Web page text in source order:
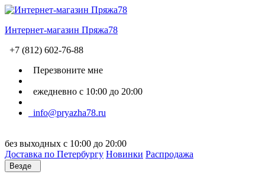
Интернет-магазин Пряжа78
+7 (812) 602-76-88
Перезвоните мне
ежедневно с 10:00 до 20:00
info@pryazha78.ru
без выходных с 10:00 до 20:00
Доставка по Петербургу Новинки Распродажа
Везде